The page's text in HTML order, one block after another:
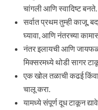
चांगली आणि स्वादिष्ट बनते.
सर्वात प्रथम तुम्ही काजू,
घ्यावा, आणि नंतरच्या
नंतर इलायची आणि
मिक्सरमध्ये थोडी सागर
एक खोल तळाची कढई
चालू करा.
यामध्ये संपूर्ण दूध टाकून